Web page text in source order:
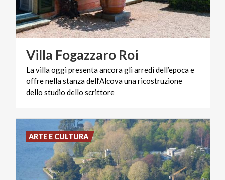
Villa Fogazzaro Roi
La villa oggi presenta ancora gli arredi dell’epoca e
offre nella stanza dell’Alcova una ricostruzione
dello studio dello scrittore
ARTE E CULTURA